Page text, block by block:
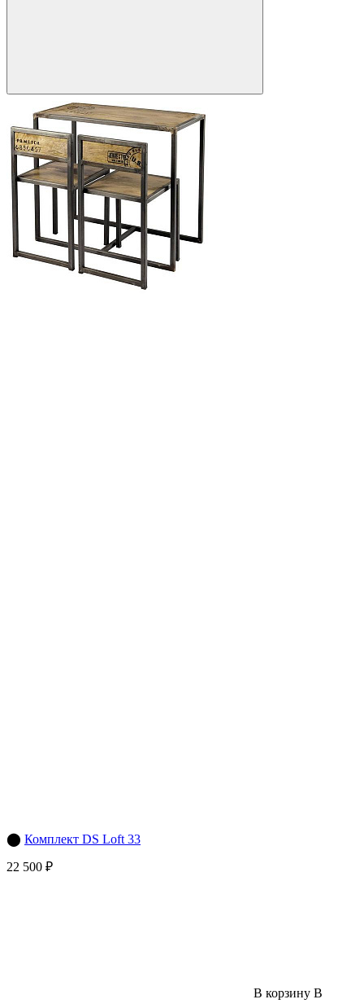
⬤ Комплект DS Loft 33
22 500 ₽
В корзину В